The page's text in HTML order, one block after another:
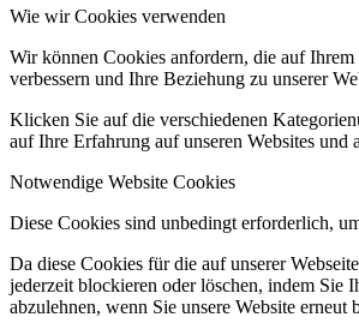
Wie wir Cookies verwenden
Wir können Cookies anfordern, die auf
verbessern und Ihre Beziehung zu unserer
Klicken Sie auf die verschiedenen
auf Ihre Erfahrung auf unseren Websites
Notwendige Website Cookies
Diese Cookies sind unbedingt erforderlich,
Da diese Cookies für die auf unserer
jederzeit blockieren oder löschen, indem Sie
abzulehnen, wenn Sie unsere Website erneut